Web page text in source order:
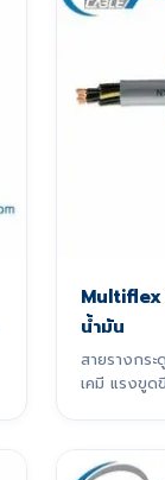
Multiflex
น้ำมัน
สายรางกร
เคมี แรงขูด